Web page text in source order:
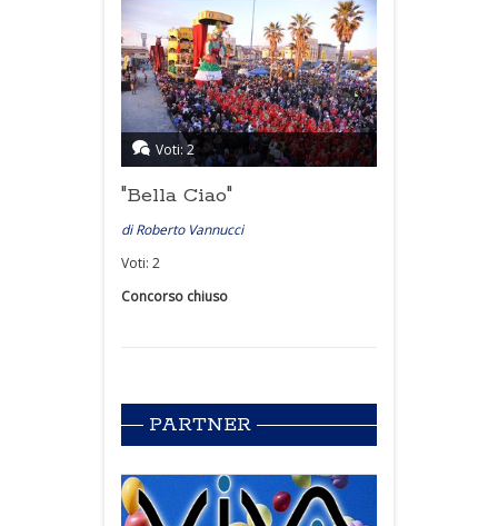
Voti: 2
"Bella Ciao"
di Roberto Vannucci
Voti: 2
Concorso chiuso
PARTNER